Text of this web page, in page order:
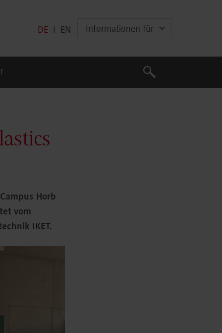
DE EN Informationen für
Suche
Suche
Horb
vom
IKET.